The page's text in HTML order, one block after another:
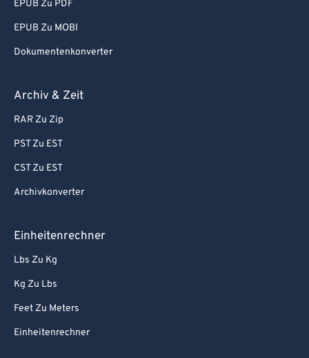
EPUB Zu PDF
EPUB Zu MOBI
Dokumentenkonverter
Archiv & Zeit
RAR Zu Zip
PST Zu EST
CST Zu EST
Archivkonverter
Einheitenrechner
Lbs Zu Kg
Kg Zu Lbs
Feet Zu Meters
Einheitenrechner